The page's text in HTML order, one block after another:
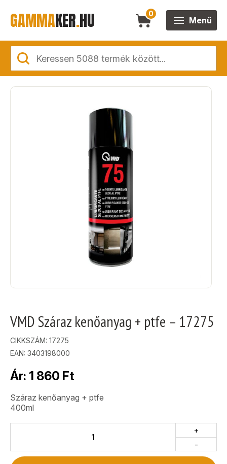
GAMMAKER.HU 0
Menü
VMD Száraz kenőanyag + ptfe – 17275
CIKKSZÁM: 17275
EAN: 3403198000
Ár: 1 860 Ft
Száraz kenőanyag + ptfe
400ml
-
+